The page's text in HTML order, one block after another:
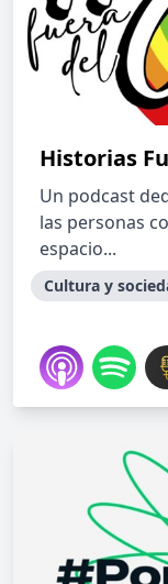
Historias
Un podcast
las personas
espacio...
Cultura y